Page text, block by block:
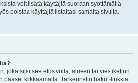
voit lisätä käyttäjiä suoraan syöttämällä
poistaa käyttäjiä listaltasi samalta sivulta.
joka sijaitsee etusivulla, alueen tai viestiketjun
pääset klikkaamalla “Tarkennettu haku”-linkkiä